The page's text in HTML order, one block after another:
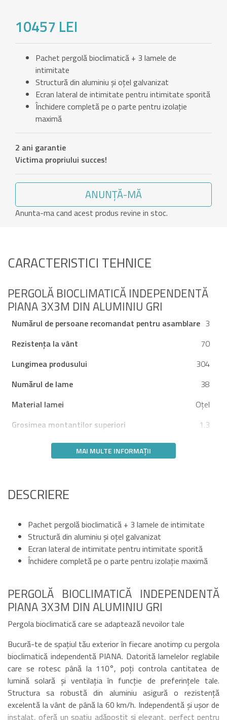
10457 LEI
Pachet pergolă bioclimatică + 3 lamele de
intimitate
Structură din aluminiu și oțel galvanizat
Ecran lateral de intimitate pentru intimitate sporită
Închidere completă pe o parte pentru izolație
maximă
2 ani garantie
Victima propriului succes!
ANUNȚĂ-MĂ
Anunta-ma cand acest produs revine in stoc.
CARACTERISTICI TEHNICE
PERGOLĂ BIOCLIMATICĂ INDEPENDENTĂ
PIANA 3X3M DIN ALUMINIU GRI
Numărul de persoane recomandat pentru asamblare 3
Rezistența la vânt
70
Lungimea produsului
304
Numărul de lame
38
Material lamei
Oţel
Grosimea montantilor superiori
1.3
MAI MULTE INFORMAȚII
DESCRIERE
Pachet pergolă bioclimatică + 3 lamele de intimitate
Structură din aluminiu și oțel galvanizat
Ecran lateral de intimitate pentru intimitate sporită
Închidere completă pe o parte pentru izolație maximă
PERGOLĂ BIOCLIMATICĂ INDEPENDENTĂ
PIANA 3X3M DIN ALUMINIU GRI
Pergola bioclimatică care se adaptează nevoilor tale
Bucură-te de spațiul tău exterior în fiecare anotimp cu pergola
bioclimatică independentă PIANA. Datorită lamelelor reglabile
care se rotesc până la 110°, poți controla cantitatea de
lumină solară și ventilația în funcție de preferințele tale.
Structura sa robustă din aluminiu asigură o rezistență
excelentă la vânt de până la 60 km/h. Independentă și ușor de
instalat, oferă un spațiu adăpostit și elegant, perfect pentru